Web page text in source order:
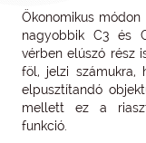
Ökonomikus
nagyobbik C3 és
vérben elúszó rész
föl, jelzi számukra,
elpusztítandó
mellett ez a
funkció.